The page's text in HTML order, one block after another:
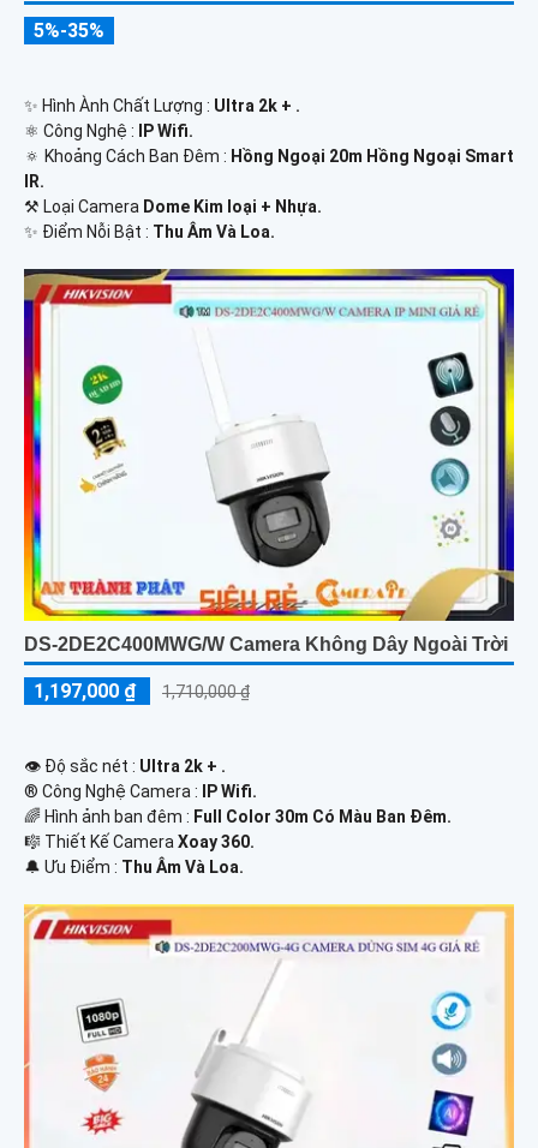
5%-35%
✨ Hình Ành Chất Lượng : Ultra 2k + .
⚛️ Công Nghệ :
IP Wifi.
🔅 Khoảng Cách Ban Đêm : Hồng Ngoại 20m Hồng Ngoại Smart
IR.
⚒ Loại Camera Dome Kim loại + Nhựa.
️✨ Điểm Nỗi Bật : Thu Âm Và Loa.
DS-2DE2C400MWG/W Camera Không Dây Ngoài Trời
1,197,000 ₫ 1,710,000 ₫
👁 Độ sắc nét : Ultra 2k + .
®️ Công Nghệ Camera :
IP Wifi.
🌈 Hình ảnh ban đêm : Full Color 30m Có Màu Ban Ðêm.
🎼️ Thiết Kế CameraXoay 360.
️🔔 Ưu Điểm : Thu Âm Và Loa.